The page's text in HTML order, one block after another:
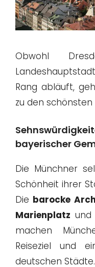
Obwohl
Rang abläuft,
zu den
bayerischer
Die Münchner
Schönheit ihrer
Die barocke
Marienplatz und
machen
Reiseziel und
deutschen Städte.